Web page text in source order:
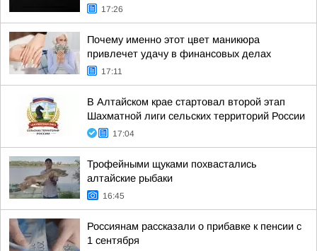
17:26
Почему именно этот цвет маникюра
привлечет удачу в финансовых делах
17:11
В Алтайском крае стартовал второй этап
Шахматной лиги сельских территорий России
17:04
Трофейными щуками похвастались
алтайские рыбаки
16:45
Россиянам рассказали о прибавке к пенсии с
1 сентября